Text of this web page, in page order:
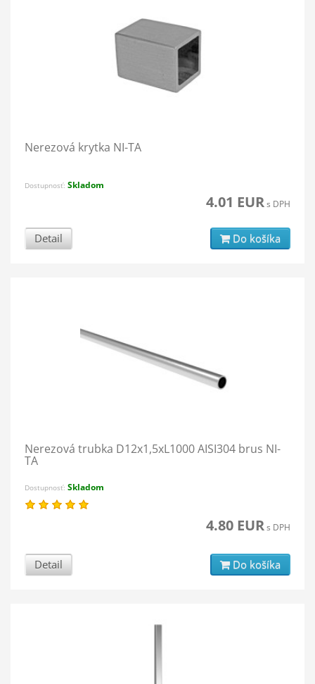
Nerezová krytka NI-TA
Dostupnosť: Skladom
4.01 EURs DPH
Detail Do košíka
Nerezová trubka D12x1,5xL1000 AISI304 brus NI-
TA
Dostupnosť: Skladom
4.80 EURs DPH
Detail Do košíka